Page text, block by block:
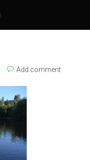
Add comment